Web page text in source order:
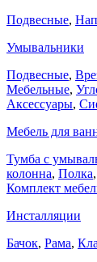
Подвесные,
Умывальники
Подвесные,
Мебельные,
Аксессуары,
Мебель для
Тумба с
колонна, Полка,
Комплект
Инсталляции
Бачок, Рама,